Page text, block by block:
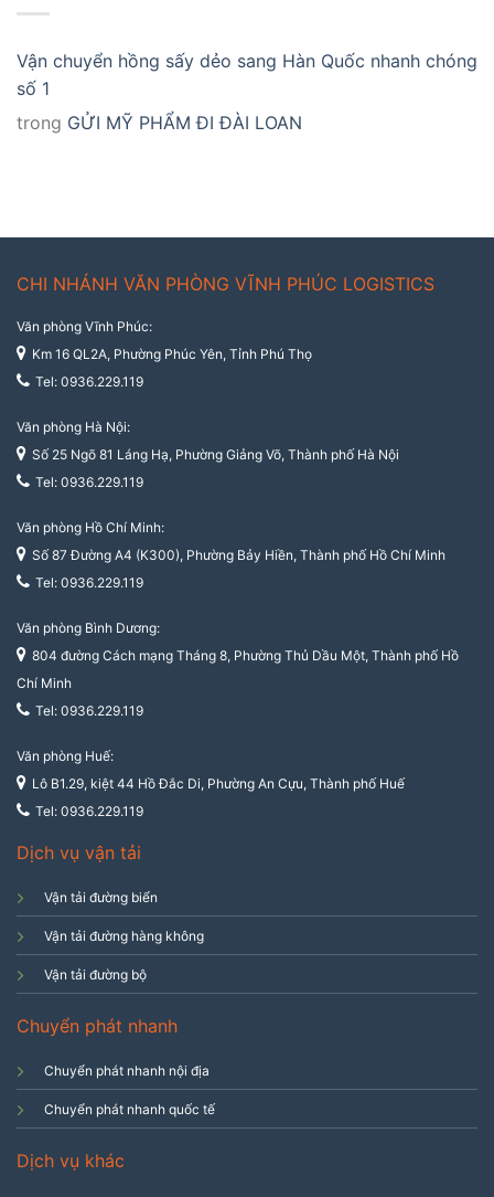
Vận chuyển hồng sấy dẻo sang Hàn Quốc nhanh chóng
số 1
trong GỬI MỸ PHẨM ĐI ĐÀI LOAN
CHI NHÁNH VĂN PHÒNG VĨNH PHÚC LOGISTICS
Văn phòng Vĩnh Phúc:
Km 16 QL2A, Phường Phúc Yên, Tỉnh Phú Thọ
Tel: 0936.229.119
Văn phòng Hà Nội:
Số 25 Ngõ 81 Láng Hạ, Phường Giảng Võ, Thành phố Hà Nội
Tel: 0936.229.119
Văn phòng Hồ Chí Minh:
Số 87 Đường A4 (K300), Phường Bảy Hiền, Thành phố Hồ Chí Minh
Tel: 0936.229.119
Văn phòng Bình Dương:
804 đường Cách mạng Tháng 8, Phường Thủ Dầu Một, Thành phố Hồ
Chí Minh
Tel: 0936.229.119
Văn phòng Huế:
Lô B1.29, kiệt 44 Hồ Đắc Di, Phường An Cựu, Thành phố Huế
Tel: 0936.229.119
Dịch vụ vận tải
Vận tải đường biển
Vận tải đường hàng không
Vận tải đường bộ
Chuyển phát nhanh
Chuyển phát nhanh nội địa
Chuyển phát nhanh quốc tế
Dịch vụ khác